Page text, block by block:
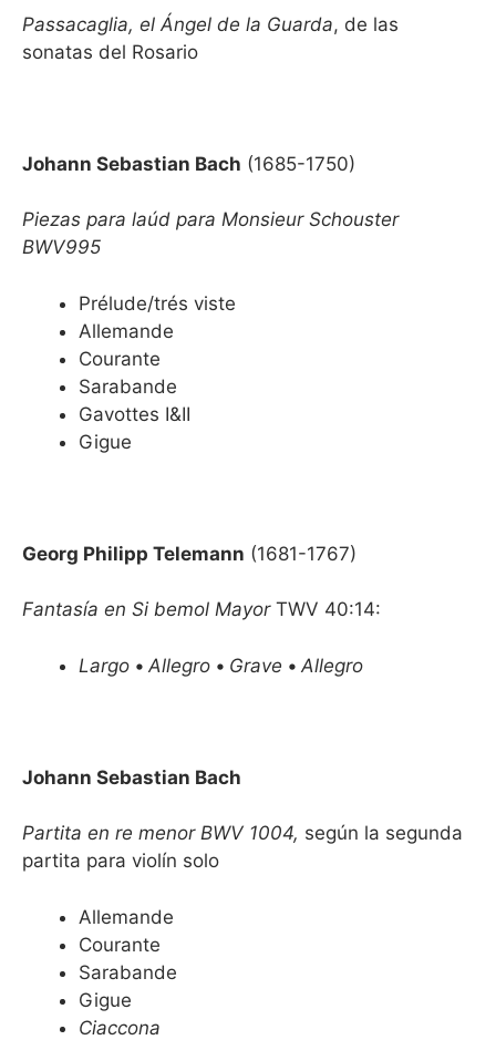
Passacaglia, el Ángel de la Guarda, de las
sonatas del Rosario
Johann Sebastian Bach (1685-1750)
Piezas para laúd para Monsieur Schouster
BWV995
Prélude/trés viste
Allemande
Courante
Sarabande
Gavottes I&II
Gigue
Georg Philipp Telemann (1681-1767)
Fantasía en Si bemol Mayor TWV 40:14:
Largo • Allegro • Grave • Allegro
Johann Sebastian Bach
Partita en re menor BWV 1004, según la segunda
partita para violín solo
Allemande
Courante
Sarabande
Gigue
Ciaccona